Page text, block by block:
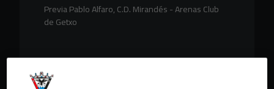
Previa Pablo Alfaro, C.D. Mirandés - Arenas Club
de Getxo